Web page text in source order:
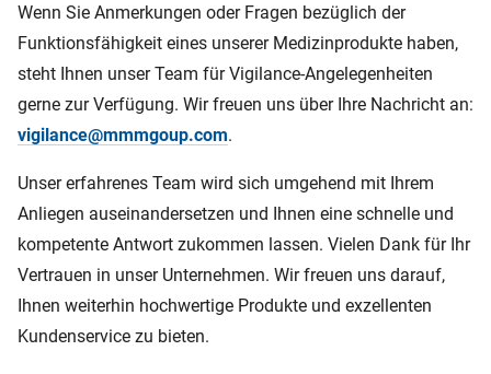
Wenn Sie Anmerkungen oder Fragen bezüglich der
Funktionsfähigkeit eines unserer Medizinprodukte haben,
steht Ihnen unser Team für Vigilance-Angelegenheiten
gerne zur Verfügung. Wir freuen uns über Ihre Nachricht an:
vigilance@mmmgoup.com.
Unser erfahrenes Team wird sich umgehend mit Ihrem
Anliegen auseinandersetzen und Ihnen eine schnelle und
kompetente Antwort zukommen lassen. Vielen Dank für Ihr
Vertrauen in unser Unternehmen. Wir freuen uns darauf,
Ihnen weiterhin hochwertige Produkte und exzellenten
Kundenservice zu bieten.